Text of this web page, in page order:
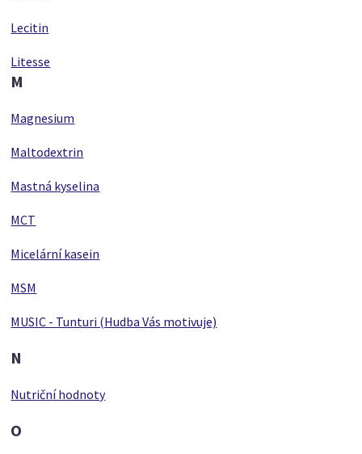
Lecitin
Litesse
M
Magnesium
Maltodextrin
Mastná kyselina
MCT
Micelární kasein
MSM
MUSIC - Tunturi (Hudba Vás motivuje)
N
Nutriční hodnoty
O